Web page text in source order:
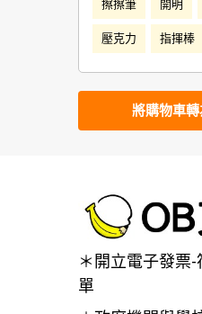
擦擦筆 開明
壓克力 指揮棒
將購物車
＊開立電子發票
單